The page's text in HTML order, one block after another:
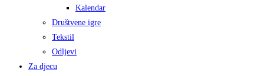
Kalendar
Društvene igre
Tekstil
Odljevi
Za djecu